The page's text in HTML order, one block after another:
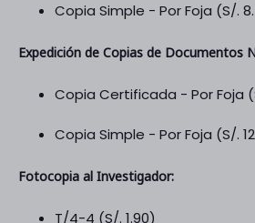
Copia Simple - Por Foja (S/.
Expedición de Copias de Documentos
Copia Certificada - Por Foja
Copia Simple - Por Foja (S/.
Fotocopia al Investigador:
T/4-4 (S/. 1.90)